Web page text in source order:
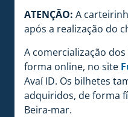
ATENÇÃO: A
após a realização do
A comercialização
forma online, no site
Avaí ID. Os bilhetes
adquiridos, de forma
Beira-mar.